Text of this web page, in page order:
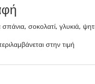
σπάνια, σοκολατί, γλυκιά,
στην τιμή